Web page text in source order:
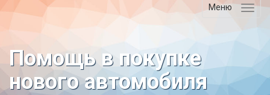
Меню
Помощь в покупке
нового автомобиля